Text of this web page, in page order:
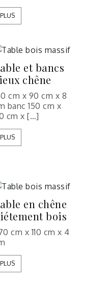
PLUS
et bancs
chêne
cm x 90 cm x 8
banc 150 cm x
cm x […]
PLUS
en chêne
bois
cm x 110 cm x 4
PLUS